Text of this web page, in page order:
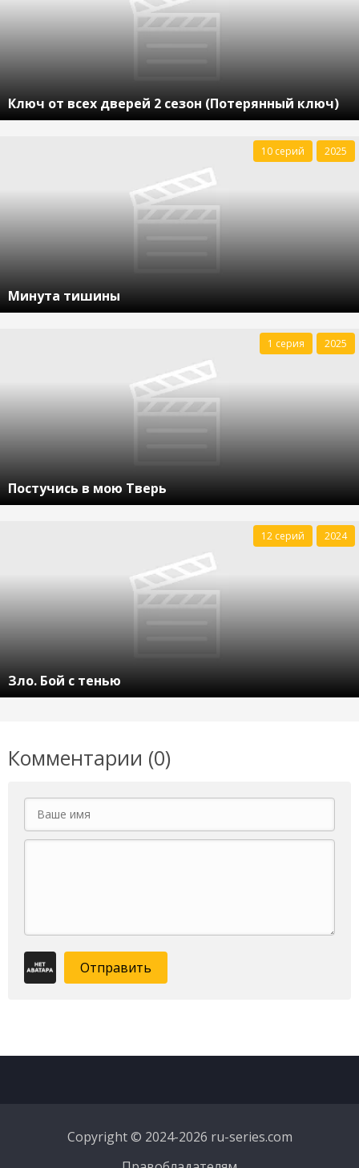
Ключ от всех дверей 2 сезон (Потерянный ключ)
Минута тишины
10 серий 2025
Постучись в мою Тверь
1 серия 2025
Зло. Бой с тенью
12 серий 2024
Комментарии (0)
Отправить
Copyright © 2024-2026 ru-series.com